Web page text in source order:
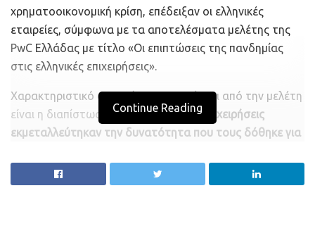
χρηματοοικονομική κρίση, επέδειξαν οι ελληνικές
εταιρείες, σύμφωνα με τα αποτελέσματα μελέτης της
PwC Ελλάδας με τίτλο «Οι επιπτώσεις της πανδημίας
στις ελληνικές επιχειρήσεις».
Χαρακτηριστικό στοιχείο που προκύπτει από την μελέτη
είναι η διαπίστωση ότιοι εισηγμένες επιχειρήσεις
εκμεταλλεύτηκαν την δυνατότητα που τους δόθηκε για
δανεισμού τόσο για την αντιμετώπιση των αρνητικών
επιπτώσεων από την αναγκαστική παύση
Continue Reading